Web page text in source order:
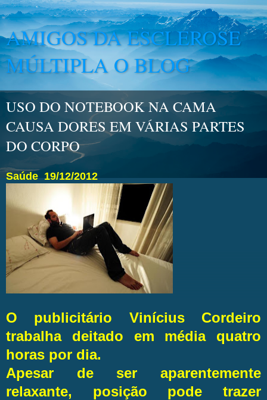
AMIGOS DA ESCLEROSE
MÚLTIPLA O BLOG
USO DO NOTEBOOK NA CAMA
CAUSA DORES EM VÁRIAS PARTES
DO CORPO
Saúde 19/12/2012
O publicitário Vinícius Cordeiro
trabalha deitado em média quatro
horas por dia.
Apesar de ser aparentemente
relaxante, posição pode trazer